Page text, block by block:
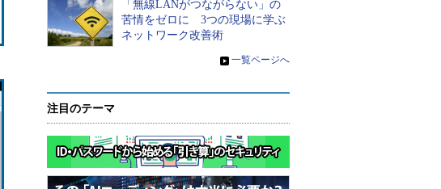
「無線LANがつながらない」の
苦情をゼロに 3つの現場に学ぶ
ネットワーク改善術
» 一覧ページへ
注目のテーマ